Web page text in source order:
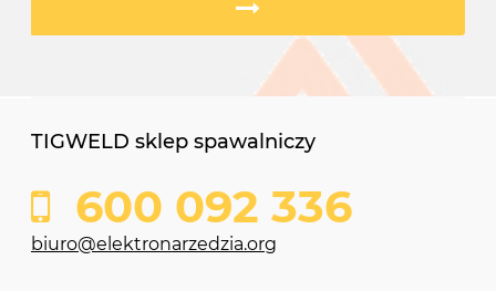
TIGWELD sklep spawalniczy
600 092 336
biuro@elektronarzedzia.org